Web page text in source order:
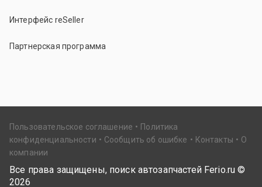
Интерфейс reSeller
Партнерская программа
Пользовательское соглашение
Политика
конфиденциальности
Сообщить об ошибке Контакты
О
компании
Все права защищены, поиск автозапчастей Ferio.ru ©
2026